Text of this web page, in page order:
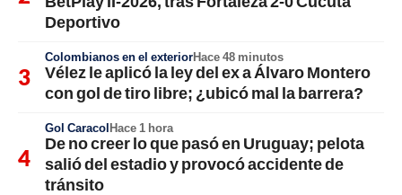
Deportivo
Colombianos en el exteriorHace 48 minutos
Vélez le aplicó la ley del ex a Álvaro Montero
con gol de tiro libre; ¿ubicó mal la barrera?
Gol CaracolHace 1 hora
De no creer lo que pasó en Uruguay; pelota
salió del estadio y provocó accidente de
tránsito